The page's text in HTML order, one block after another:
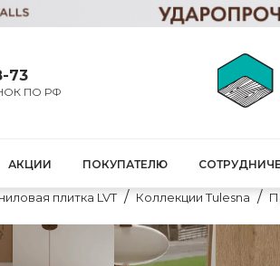
73
ПО РФ
АКЦИИ ПОКУПАТЕЛЮ
плитка LVT Коллекции Tulesna